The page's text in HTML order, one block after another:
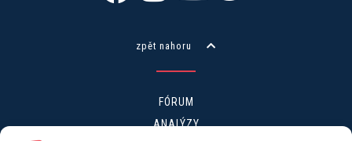
zpět nahoru
FÓRUM
ANALÝZY